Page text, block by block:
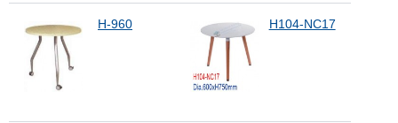
H-960 H104-NC17